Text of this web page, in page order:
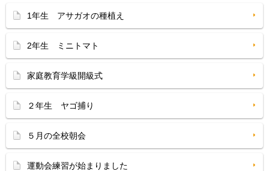
1年生 アサガオの種植え
2年生 ミニトマト
家庭教育学級開級式
２年生 ヤゴ捕り
５月の全校朝会
運動会練習が始まりました